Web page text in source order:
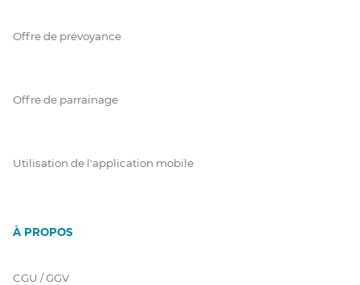
Offre de prévoyance
Offre de parrainage
Utilisation de l'application mobile
À PROPOS
CGU / GGV